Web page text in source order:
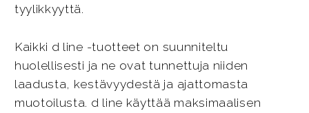
tyylikkyyttä.
Kaikki d line -tuotteet on suunniteltu
huolellisesti ja ne ovat tunnettuja niiden
laadusta, kestävyydestä ja ajattomasta
muotoilusta. d line käyttää maksimaalisen